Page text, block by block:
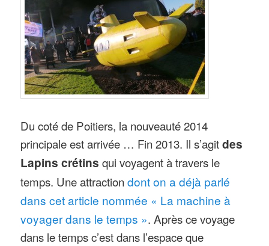
Du coté de Poitiers, la nouveauté 2014
principale est arrivée … Fin 2013. Il s’agitdes
Lapins crétins qui voyagent à travers le
temps. Une attractiondont on a déjà parlé
dans cet article nommée « La machine à
voyager dans le temps ». Après ce voyage
dans le temps c’est dans l’espace que